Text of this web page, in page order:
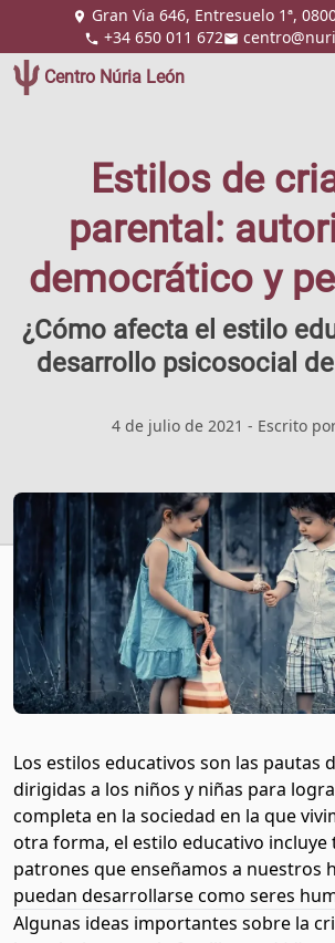
Gran Via 646, Entresuelo 1ª,
+34 650 011 672
Centro Núria León
Estilos de
parental:
democrático y
¿Cómo afecta el estilo
desarrollo psicosocial
4 de julio de 2021 - Escrito
Los estilos educativos son las pautas
dirigidas a los niños y niñas para
completa en la sociedad en la que
otra forma, el estilo educativo incluye
patrones que enseñamos a nuestros
puedan desarrollarse como seres
Algunas ideas importantes sobre la